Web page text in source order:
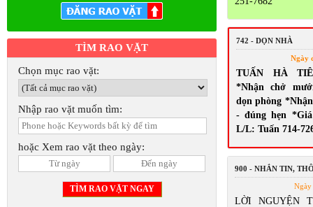
TÌM RAO VẶT
Chọn mục rao vặt:
Nhập rao vặt muốn tìm:
hoặc Xem rao vặt theo ngày:
742 - DỌN NHÀ
Ngày
TUẤN HÀ
*Nhận chở
dọn phòng
- đúng hẹn
L/L: Tuấn 714-
900 - NHẮN TIN,
Ngày
LỜI NGUYỆN